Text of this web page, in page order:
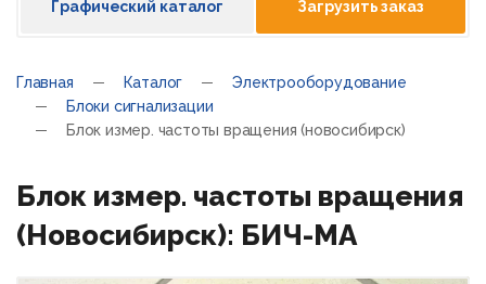
Графический каталог Загрузить заказ
Главная Каталог
Электрооборудование
Блоки сигнализации
Блок измер. частоты вращения (новосибирск)
Блок измер. частоты вращения
(Новосибирск): БИЧ-МА